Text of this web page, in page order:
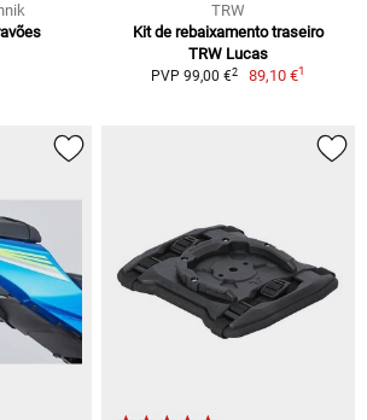
TRW
Kit de rebaixamento traseiro
TRW Lucas
PVP 99,00 €2 89,10 €1